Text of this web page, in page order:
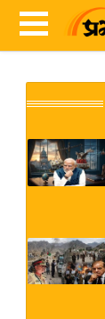
News
Hindi
Live
ख
ब
र
अंतर्राष्ट्रीय
बिज़नेस